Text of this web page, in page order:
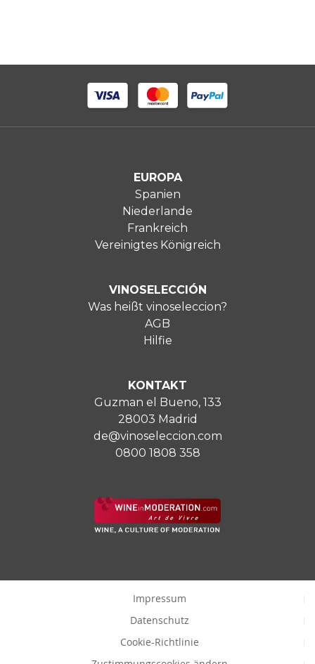
EUROPA
Spanien
Niederlande
Frankreich
Vereinigtes Königreich
VINOSELECCIÓN
Was heißt vinoseleccion?
AGB
Hilfie
KONTAKT
Guzman el Bueno, 133
28003 Madrid
de@vinoseleccion.com
0800 1808 358
Impressum
Datenschutz
Cookie-Richtlinie